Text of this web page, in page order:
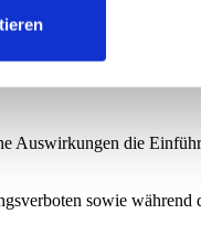
Auswirkungen die
sowie